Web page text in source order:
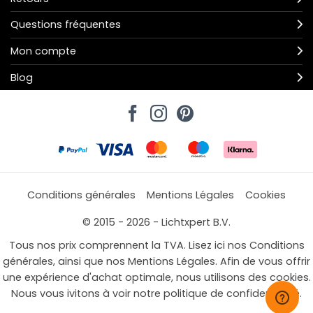
Questions fréquentes
Mon compte
Blog
Conditions générales Mentions Légales
Cookies
© 2015 - 2026 - Lichtxpert B.V.
Tous nos prix comprennent la TVA. Lisez ici nos Conditions
générales, ainsi que nos Mentions Légales. Afin de vous offrir
une expérience d'achat optimale, nous utilisons des cookies.
Nous vous ivitons à voir notre politique de confidentialité.